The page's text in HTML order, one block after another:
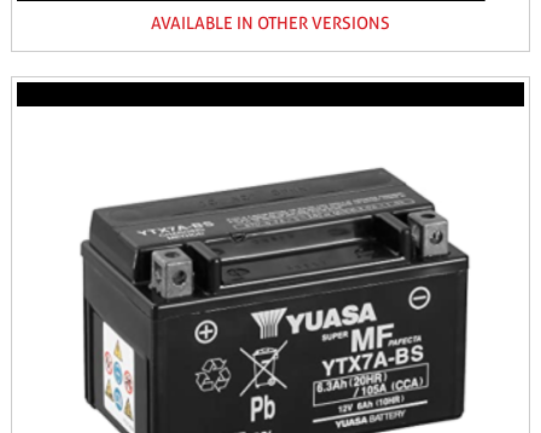
AVAILABLE IN OTHER VERSIONS